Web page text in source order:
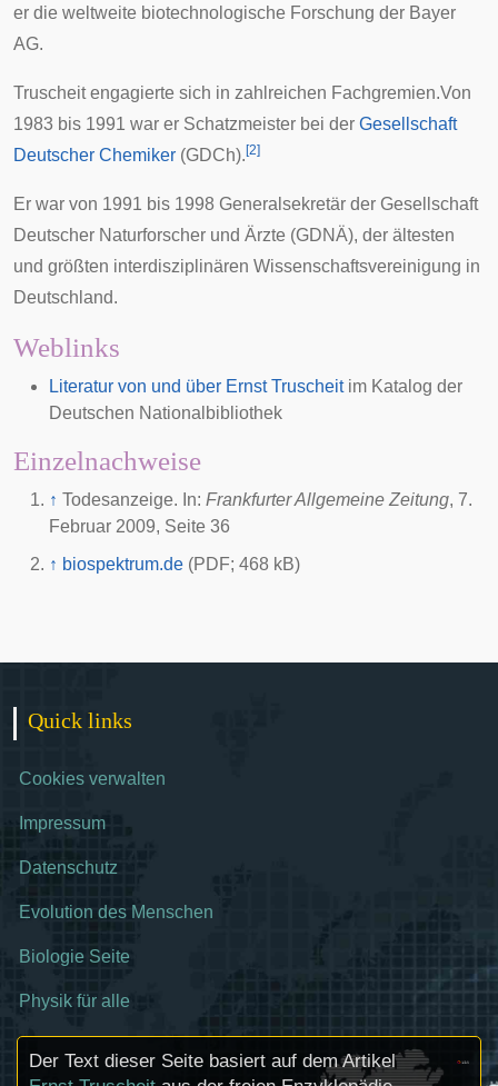
er die weltweite biotechnologische Forschung der Bayer
AG.
Truscheit engagierte sich in zahlreichen Fachgremien.Von
1983 bis 1991 war er Schatzmeister bei der Gesellschaft
Deutscher Chemiker (GDCh). [2]
Er war von 1991 bis 1998 Generalsekretär der Gesellschaft
Deutscher Naturforscher und Ärzte (GDNÄ), der ältesten
und größten interdisziplinären Wissenschaftsvereinigung in
Deutschland.
Weblinks
Literatur von und über Ernst Truscheitim Katalog der
Deutschen Nationalbibliothek
Einzelnachweise
↑ Todesanzeige. In: Frankfurter Allgemeine Zeitung, 7.
Februar 2009, Seite 36
↑ biospektrum.de (PDF; 468 kB)
Quick links
Cookies verwalten
Impressum
Datenschutz
Evolution des Menschen
Biologie Seite
Physik für alle
Der Text dieser Seite basiert auf dem Artikel